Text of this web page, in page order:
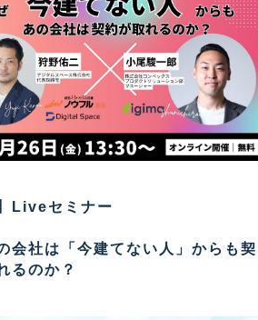
Liveセミナー
会社は「今建てない人」からも契
るのか？